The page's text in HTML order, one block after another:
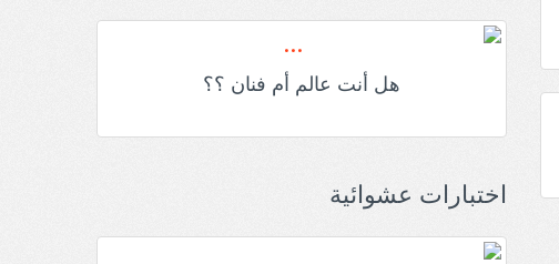
هل أنت عالم أم فنان ؟؟
اختبارات عشوائية